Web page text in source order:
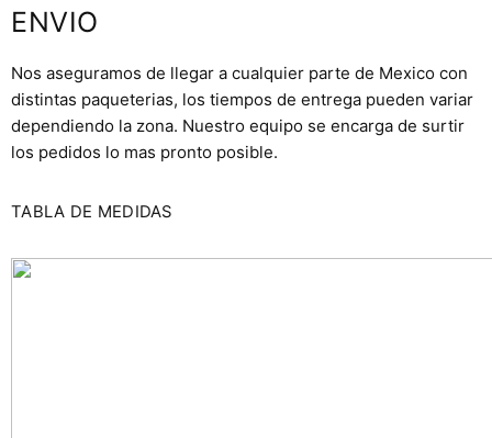
ENVIO
Nos aseguramos de llegar a cualquier parte de Mexico con
distintas paqueterias, los tiempos de entrega pueden variar
dependiendo la zona. Nuestro equipo se encarga de surtir
los pedidos lo mas pronto posible.
TABLA DE MEDIDAS